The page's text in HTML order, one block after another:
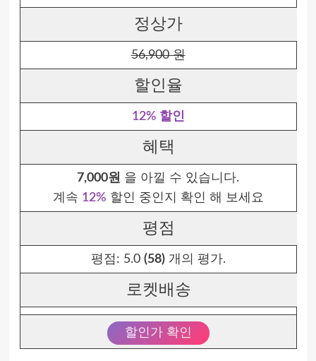
정상가
56,900 원
할인율
12% 할인
혜택
7,000원 을 아낄 수 있습니다.
계속 12% 할인 중인지 확인 해 보세요
평점
평점: 5.0 (58)개의 평가.
로켓배송
할인가 확인